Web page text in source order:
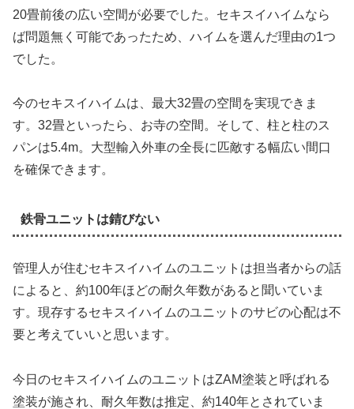
20畳前後の広い空間が必要でした。セキスイハイムなら
ば問題無く可能であったため、ハイムを選んだ理由の1つ
でした。
今のセキスイハイムは、最大32畳の空間を実現できま
す。32畳といったら、お寺の空間。そして、柱と柱のス
パンは5.4m。大型輸入外車の全長に匹敵する幅広い間口
を確保できます。
鉄骨ユニットは錆びない
管理人が住むセキスイハイムのユニットは担当者からの話
によると、約100年ほどの耐久年数があると聞いていま
す。現存するセキスイハイムのユニットのサビの心配は不
要と考えていいと思います。
今日のセキスイハイムのユニットはZAM塗装と呼ばれる
塗装が施され、耐久年数は推定、約140年とされていま